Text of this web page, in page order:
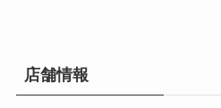
店舗情報